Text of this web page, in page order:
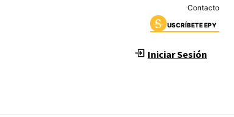
Contacto
USCRÍBETE EPY
Iniciar Sesión